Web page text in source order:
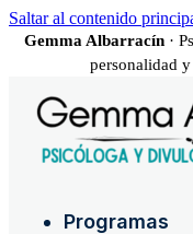
Saltar al contenido
Gemma Albarracín·
personalidad
Programas